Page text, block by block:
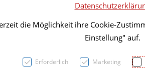
die Möglichkeit ihre Cookie-
Einstellung" auf.
Erforderlich Marketing